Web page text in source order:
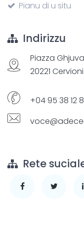
Pianu di u situ
Indirizzu
Piazza
20221 Cervioni
+04 95 38 12
Rete